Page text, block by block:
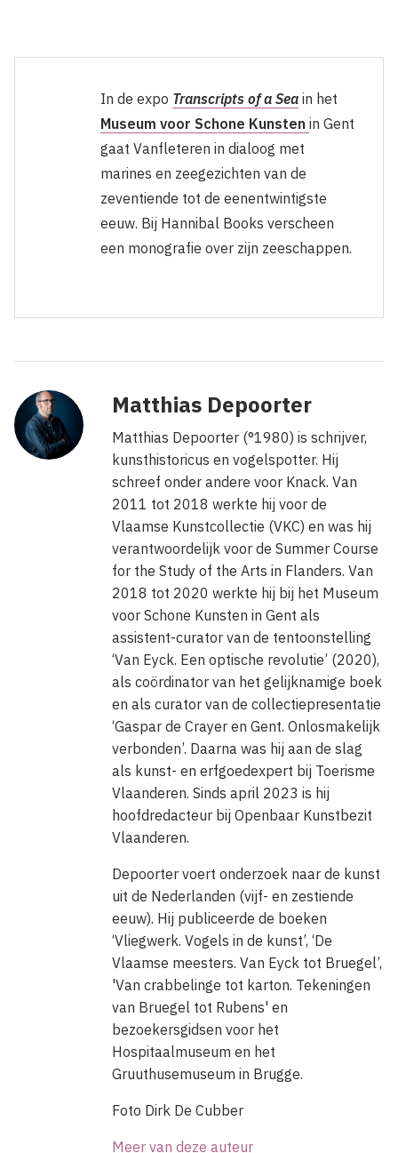
In de expo Transcripts of a Sea in het
Museum voor Schone Kunsten in Gent
gaat Vanfleteren in dialoog met
marines en zeegezichten van de
zeventiende tot de eenentwintigste
eeuw. Bij Hannibal Books verscheen
een monografie over zijn zeeschappen.
Matthias Depoorter
Matthias Depoorter (°1980) is schrijver,
kunsthistoricus en vogelspotter. Hij
schreef onder andere voor Knack. Van
2011 tot 2018 werkte hij voor de
Vlaamse Kunstcollectie (VKC) en was hij
verantwoordelijk voor de Summer Course
for the Study of the Arts in Flanders. Van
2018 tot 2020 werkte hij bij het Museum
voor Schone Kunsten in Gent als
assistent-curator van de tentoonstelling
‘Van Eyck. Een optische revolutie’ (2020),
als coördinator van het gelijknamige boek
en als curator van de collectiepresentatie
‘Gaspar de Crayer en Gent. Onlosmakelijk
verbonden’. Daarna was hij aan de slag
als kunst- en erfgoedexpert bij Toerisme
Vlaanderen. Sinds april 2023 is hij
hoofdredacteur bij Openbaar Kunstbezit
Vlaanderen.
Depoorter voert onderzoek naar de kunst
uit de Nederlanden (vijf- en zestiende
eeuw). Hij publiceerde de boeken
‘Vliegwerk. Vogels in de kunst’, ‘De
Vlaamse meesters. Van Eyck tot Bruegel’,
'Van crabbelinge tot karton. Tekeningen
van Bruegel tot Rubens' en
bezoekersgidsen voor het
Hospitaalmuseum en het
Gruuthusemuseum in Brugge.
Foto Dirk De Cubber
Meer van deze auteur